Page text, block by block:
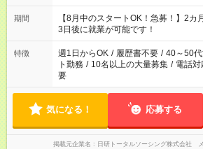
今ご覧のお仕事で希望する勤務時間
時間。 合計で週40時間を超える場合
期間
【8月中のスタートOK！急募！】2
3日後に就業が可能です！
特徴 週1日からOK / 履歴書不要 / 40～50
ト勤務 / 10名以上の大量募集 / 電話対
要
気になる！ 応募する
掲載元企業名 日研トータルソーシング株式会社